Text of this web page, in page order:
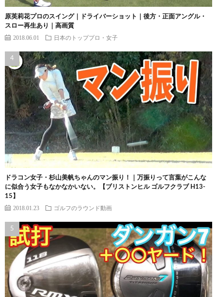
原英莉花プロのスイング｜ドライバーショット｜後方・正面アングル・
スロー再生あり｜高画質
2018.06.01 日本のトッププロ・女子
ドラコン女子・杉山美帆ちゃんのマン振り！｜万振りって言葉がこんな
に似合う女子もなかなかいない。【ブリストンヒル ゴルフクラブ H13-
15】
2018.01.23 ゴルフのラウンド動画